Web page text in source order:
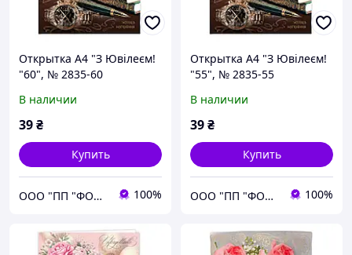
Открытка A4 "З Ювілеєм!
"60", № 2835-60
В наличии
39₴
Купить
ООО "ПП "ФОЛИО ПЛЮС" 100%
Открытка A4 "З Ювілеєм!
"55", № 2835-55
В наличии
39₴
Купить
ООО "ПП "ФОЛИО ПЛЮС" 100%